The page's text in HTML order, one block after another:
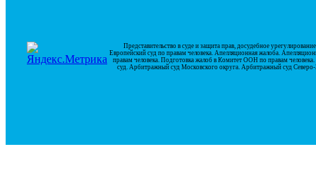
Представительство в суде и защита прав, досудебное
Европейский суд по правам человека. Апелляционная жалоба.
правам человека. Подготовка жалоб в Комитет ООН по правам
суд. Арбитражный суд Московского округа. Арбитражный суд